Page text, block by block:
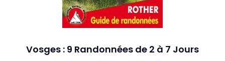
Vosges : 9 Randonnées de 2 à 7 Jours